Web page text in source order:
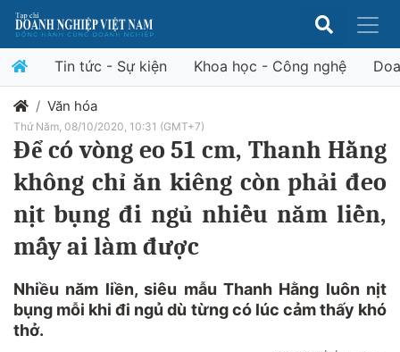
Tin tức - Sự kiện Khoa học - Công nghệ
Văn hóa
Thứ Năm, 08/10/2020, 10:31 (GMT+7)
Để có vòng eo 51 cm, Thanh Hằng
không chỉ ăn kiêng còn phải đeo
nịt bụng đi ngủ nhiều năm liền,
mấy ai làm được
Nhiều năm liền, siêu mẫu Thanh Hằng luôn nịt
bụng mỗi khi đi ngủ dù từng có lúc cảm thấy khó
thở.